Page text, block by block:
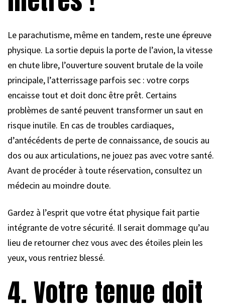
Le parachutisme, même en tandem, reste une épreuve
physique. La sortie depuis la porte de l’avion, la vitesse
en chute libre, l’ouverture souvent brutale de la voile
principale, l’atterrissage parfois sec : votre corps
encaisse tout et doit donc être prêt. Certains
problèmes de santé peuvent transformer un saut en
risque inutile. En cas de troubles cardiaques,
d’antécédents de perte de connaissance, de soucis au
dos ou aux articulations, ne jouez pas avec votre santé.
Avant de procéder à toute réservation, consultez un
médecin au moindre doute.
Gardez à l’esprit que votre état physique fait partie
intégrante de votre sécurité. Il serait dommage qu’au
lieu de retourner chez vous avec des étoiles plein les
yeux, vous rentriez blessé.
4. Votre tenue doit